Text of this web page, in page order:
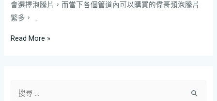
會選擇泡騰片，而當下各個管道內可以購買的偉哥類泡騰片
繁多， …
Read More »